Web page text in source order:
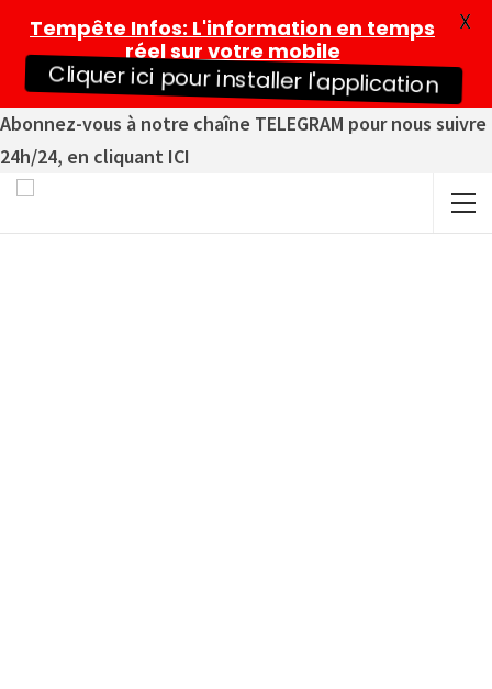
Abonnez-vous à notre chaîne TELEGRAM pour nous suivre
24h/24, en cliquant ICI
Tempête Infos: L'information en temps
réel sur votre mobile
Cliquer ici pour installer l'application
X